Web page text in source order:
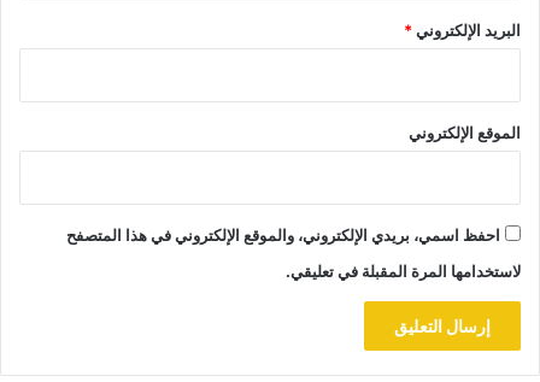
البريد الإلكتروني*
الموقع الإلكتروني
احفظ اسمي، بريدي الإلكتروني، والموقع الإلكتروني في هذا المتصفح
لاستخدامها المرة المقبلة في تعليقي.